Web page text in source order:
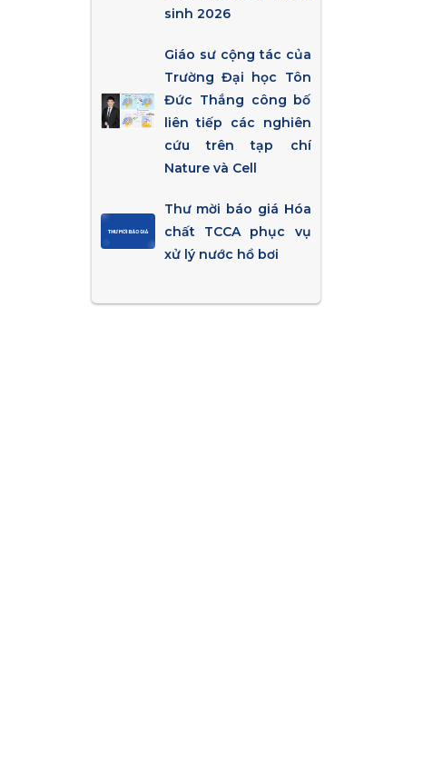
sinh 2026
Giáo sư cộng tác của
Trường Đại học Tôn
Đức Thắng công bố
liên tiếp các nghiên
cứu trên tạp chí
Nature và Cell
Thư mời báo giá Hóa
chất TCCA phục vụ
xử lý nước hồ bơi